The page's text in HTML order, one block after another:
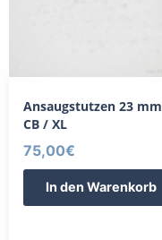
Ansaugstutzen 23 mm
CB / XL
75,00€
In den Warenkorb